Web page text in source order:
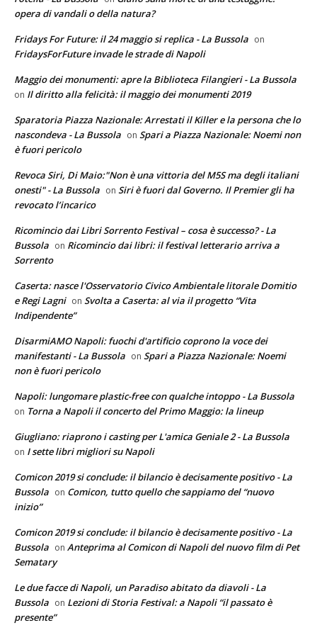
opera di vandali o della natura?
Fridays For Future: il 24 maggio si replica - La Bussola on
FridaysForFuture invade le strade di Napoli
Maggio dei monumenti: apre la Biblioteca Filangieri - La Bussola
on Il diritto alla felicità: il maggio dei monumenti 2019
Sparatoria Piazza Nazionale: Arrestati il Killer e la persona che lo
nascondeva - La Bussola on Spari a Piazza Nazionale: Noemi non
è fuori pericolo
Revoca Siri, Di Maio:"Non è una vittoria del M5S ma degli italiani
onesti" - La Bussola on Siri è fuori dal Governo. Il Premier gli ha
revocato l’incarico
Ricomincio dai Libri Sorrento Festival – cosa è successo? - La
Bussola on Ricomincio dai libri: il festival letterario arriva a
Sorrento
Caserta: nasce l'Osservatorio Civico Ambientale litorale Domitio
e Regi Lagni on Svolta a Caserta: al via il progetto “Vita
Indipendente”
DisarmiAMO Napoli: fuochi d'artificio coprono la voce dei
manifestanti - La Bussola on Spari a Piazza Nazionale: Noemi
non è fuori pericolo
Napoli: lungomare plastic-free con qualche intoppo - La Bussola
on Torna a Napoli il concerto del Primo Maggio: la lineup
Giugliano: riaprono i casting per L'amica Geniale 2 - La Bussola
on I sette libri migliori su Napoli
Comicon 2019 si conclude: il bilancio è decisamente positivo - La
Bussola on Comicon, tutto quello che sappiamo del “nuovo
inizio”
Comicon 2019 si conclude: il bilancio è decisamente positivo - La
Bussola on Anteprima al Comicon di Napoli del nuovo film di Pet
Sematary
Le due facce di Napoli, un Paradiso abitato da diavoli - La
Bussola on Lezioni di Storia Festival: a Napoli “il passato è
presente”